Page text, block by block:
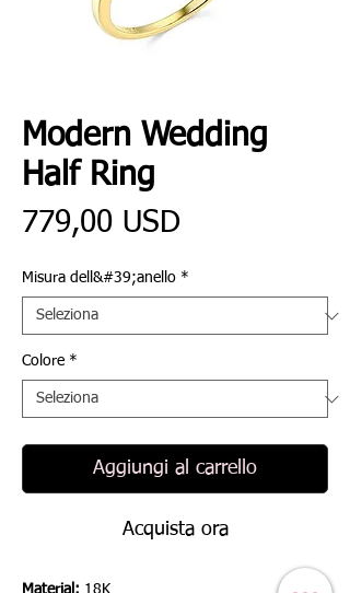
Modern Wedding
Half Ring
779,00 USD
Misura dell&#39;anello *
Colore *
Aggiungi al carrello
Acquista ora
Material: 18K